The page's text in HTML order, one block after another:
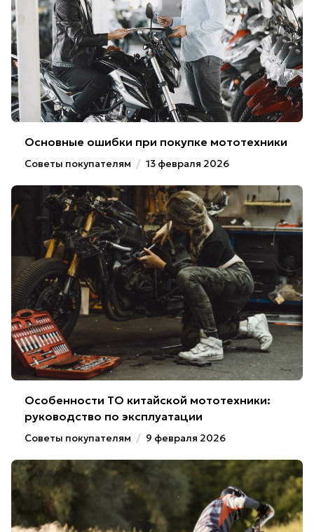
Основные ошибки при покупке мототехники
Советы покупателям / 13 февраля 2026
Особенности ТО китайской мототехники:
руководство по эксплуатации
Советы покупателям / 9 февраля 2026